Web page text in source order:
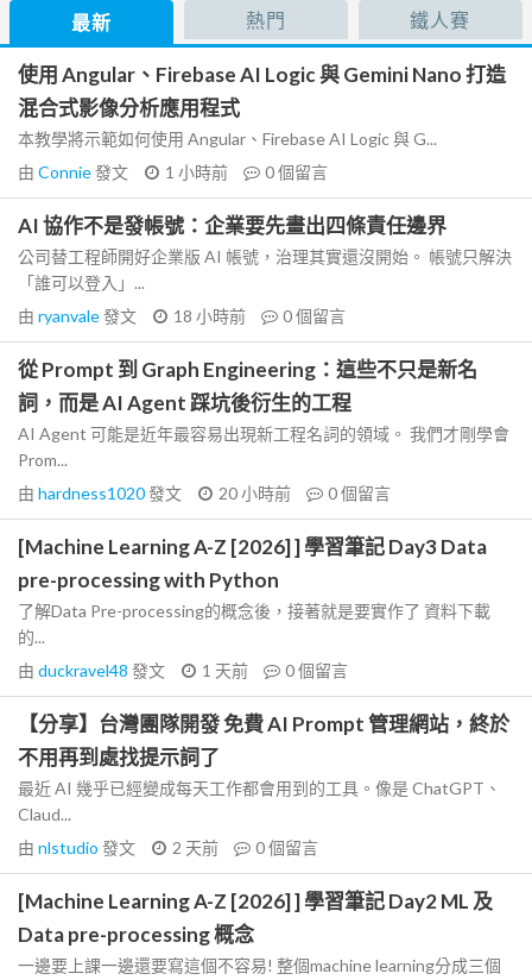
最新 熱門 鐵人賽
使用 Angular、Firebase AI Logic 與 Gemini Nano 打造
混合式影像分析應用程式
本教學將示範如何使用 Angular、Firebase AI Logic 與 G...
由 Connie發文 1 小時前 0個留言
AI 協作不是發帳號：企業要先畫出四條責任邊界
公司替工程師開好企業版 AI 帳號，治理其實還沒開始。 帳號只解決
「誰可以登入」...
由 ryanvale發文 18 小時前 0個留言
從 Prompt 到 Graph Engineering：這些不只是新名
詞，而是 AI Agent 踩坑後衍生的工程
AI Agent 可能是近年最容易出現新工程名詞的領域。 我們才剛學會
Prom...
由 hardness1020發文 20 小時前 0個留言
[Machine Learning A-Z [2026] ] 學習筆記 Day3 Data
pre-processing with Python
了解Data Pre-processing的概念後，接著就是要實作了 資料下載
的...
由 duckravel48 發文 1 天前 0個留言
【分享】台灣團隊開發 免費 AI Prompt 管理網站，終於
不用再到處找提示詞了
最近 AI 幾乎已經變成每天工作都會用到的工具。像是 ChatGPT、
Claud...
由 nlstudio 發文 2 天前 0個留言
[Machine Learning A-Z [2026] ] 學習筆記 Day2 ML 及
Data pre-processing 概念
一邊要上課一邊還要寫這個不容易! 整個machine learning分成三個